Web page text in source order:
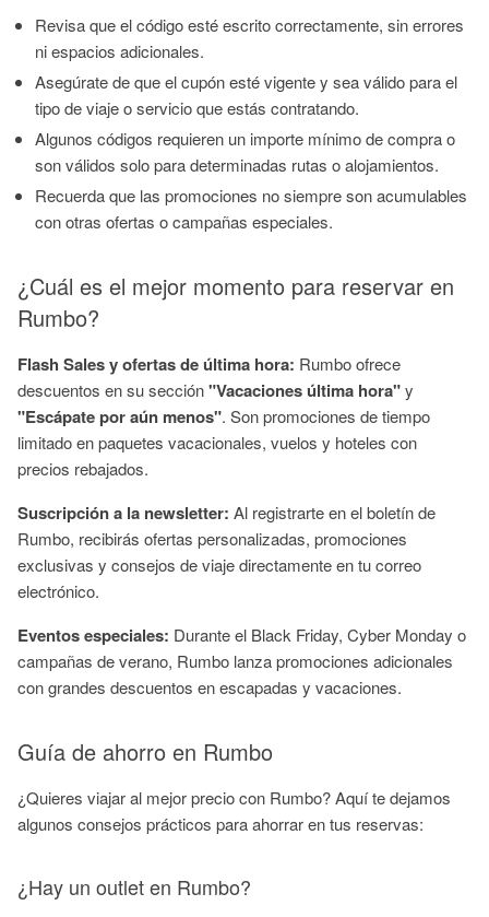
Revisa que el código esté escrito correctamente, sin errores
ni espacios adicionales.
Asegúrate de que el cupón esté vigente y sea válido para el
tipo de viaje o servicio que estás contratando.
Algunos códigos requieren un importe mínimo de compra o
son válidos solo para determinadas rutas o alojamientos.
Recuerda que las promociones no siempre son acumulables
con otras ofertas o campañas especiales.
¿Cuál es el mejor momento para reservar en
Rumbo?
Flash Sales y ofertas de última hora: Rumbo ofrece
descuentos en su sección"Vacaciones última hora"y
"Escápate por aún menos". Son promociones de tiempo
limitado en paquetes vacacionales, vuelos y hoteles con
precios rebajados.
Suscripción a la newsletter: Al registrarte en el boletín de
Rumbo, recibirás ofertas personalizadas, promociones
exclusivas y consejos de viaje directamente en tu correo
electrónico.
Eventos especiales: Durante el Black Friday, Cyber Monday o
campañas de verano, Rumbo lanza promociones adicionales
con grandes descuentos en escapadas y vacaciones.
Guía de ahorro en Rumbo
¿Quieres viajar al mejor precio con Rumbo? Aquí te dejamos
algunos consejos prácticos para ahorrar en tus reservas:
¿Hay un outlet en Rumbo?